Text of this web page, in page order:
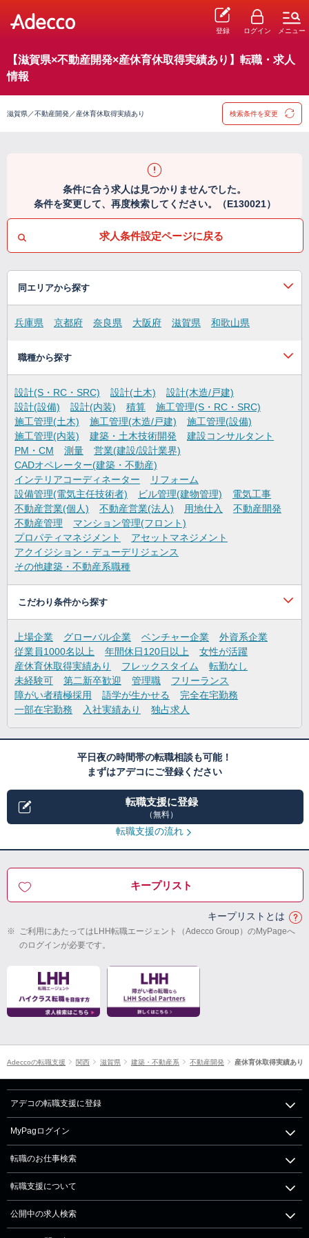
登録 ログイン メニュー
【滋賀県×不動産開発×産休育休取得実績あり】転職・求人
情報
滋賀県／不動産開発／産休育休取得実績あり 検索条件を変更
条件に合う求人は見つかりませんでした。
条件を変更して、再度検索してください。（E130021）
求人条件設定ページに戻る
同エリアから探す
兵庫県 京都府 奈良県 大阪府 滋賀県 和歌山県
職種から探す
設計(S・RC・SRC) 設計(土木)
設計(木造/戸建)
設計(設備)
設計(内装) 積算
施工管理(S・RC・SRC)
施工管理(土木)
施工管理(木造/戸建)
施工管理(設備)
施工管理(内装)
建築・土木技術開発
建設コンサルタント
PM・CM
測量
営業(建設/設計業界)
CADオペレーター(建築・不動産)
インテリアコーディネーター
リフォーム
設備管理(電気主任技術者)
ビル管理(建物管理)
電気工事
不動産営業(個人)
不動産営業(法人) 用地仕入
不動産開発
不動産管理
マンション管理(フロント)
プロパティマネジメント
アセットマネジメント
アクイジション・デューデリジェンス
その他建築・不動産系職種
こだわり条件から探す
上場企業 グローバル企業 ベンチャー企業
外資系企業
従業員1000名以上
年間休日120日以上
女性が活躍
産休育休取得実績あり
フレックスタイム
転勤なし
未経験可
第二新卒歓迎 管理職
フリーランス
障がい者積極採用
語学が生かせる
完全在宅勤務
一部在宅勤務
入社実績あり 独占求人
平日夜の時間帯の転職相談も可能！
まずはアデコにご登録ください
転職支援に登録
（無料）
転職支援の流れ
キープリスト
キープリストとは
※ ご利用にあたってはLHH転職エージェント（Adecco Group）のMyPageへ
のログインが必要です。
Adeccoの転職支援 関西 滋賀県 建築・不動産系 不動産開発 産休育休取得実績あり
アデコの転職支援に登録
MyPagログイン
転職のお仕事検索
転職支援について
公開中の求人検索